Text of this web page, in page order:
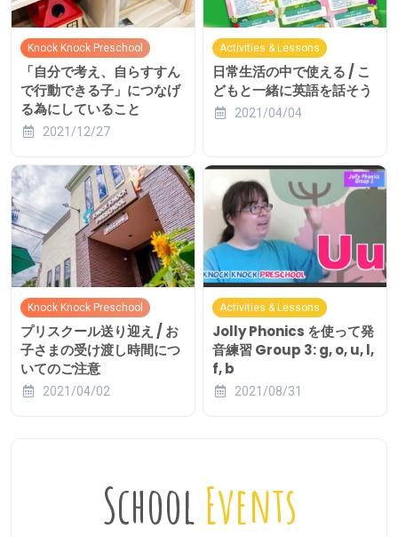
Knock Knock Preschool
「自分で考え、自らすすん
で行動できる子」につなげ
る為にしていること
2021/12/27
Activities & Lessons
日常生活の中で使える / こ
どもと一緒に英語を話そう
2021/04/04
Knock Knock Preschool
プリスクール送り迎え / お
子さまの受け渡し時間につ
いてのご注意
2021/04/02
Activities & Lessons
Jolly Phonics を使って発
音練習 Group 3: g, o, u, l,
f, b
2021/08/31
School Events